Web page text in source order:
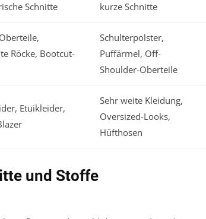
Schnitte
kurze Schnitte
Röcke, Bootcut-
Schulterpolster,
Puffärmel, Off-
Shoulder-Oberteile
Etuikleider,
Sehr weite Kleidung,
Oversized-Looks,
Hüfthosen
und Stoffe